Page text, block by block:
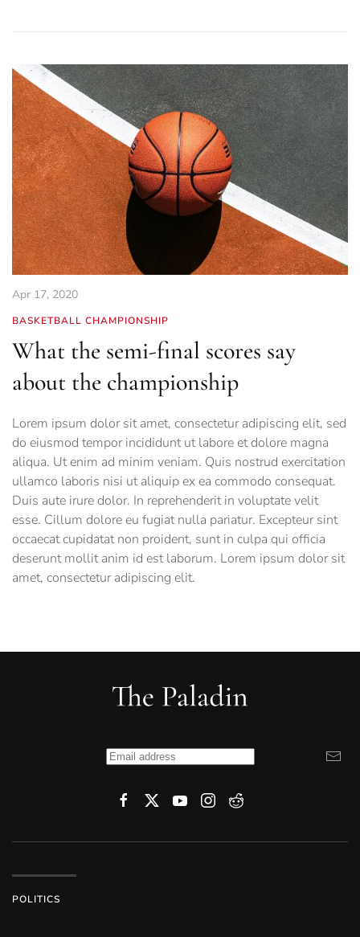
Apr 17, 2020
BASKETBALL CHAMPIONSHIP
What the semi-final scores say
about the championship
Lorem ipsum dolor sit amet, consectetur adipiscing elit, sed
do eiusmod tempor incididunt ut labore et dolore magna
aliqua. Ut enim ad minim veniam. Quis nostrud exercitation
ullamco laboris nisi ut aliquip ex ea commodo consequat.
Duis aute irure dolor. In reprehenderit in voluptate velit
esse. Cillum dolore eu fugiat nulla pariatur. Excepteur sint
occaecat cupidatat non proident, sunt in culpa qui officia
deserunt mollit anim id est laborum. Lorem ipsum dolor sit
amet, consectetur adipiscing elit.
POLITICS